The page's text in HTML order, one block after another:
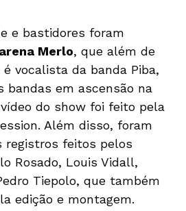
e bastidores foram
Merlo, que além de
vocalista da banda Piba,
bandas em ascensão na
do show foi feito pela
Além disso, foram
registros feitos pelos
Rosado, Louis Vidall,
Tiepolo, que também
edição e montagem.